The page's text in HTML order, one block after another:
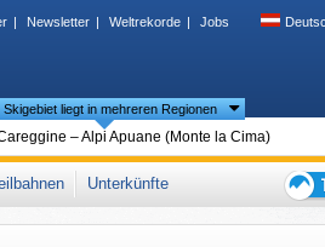
Newsletter Weltrekorde Jobs
Skigebiet liegt in mehreren Regionen
– Alpi Apuane (Monte la Cima)
Mittelitalien , Apennin
,
Unterkünfte